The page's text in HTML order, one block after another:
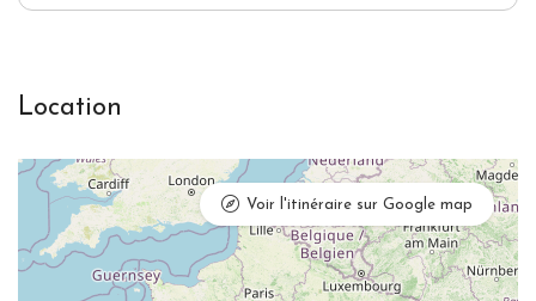
Location
Voir l'itinéraire sur Google map